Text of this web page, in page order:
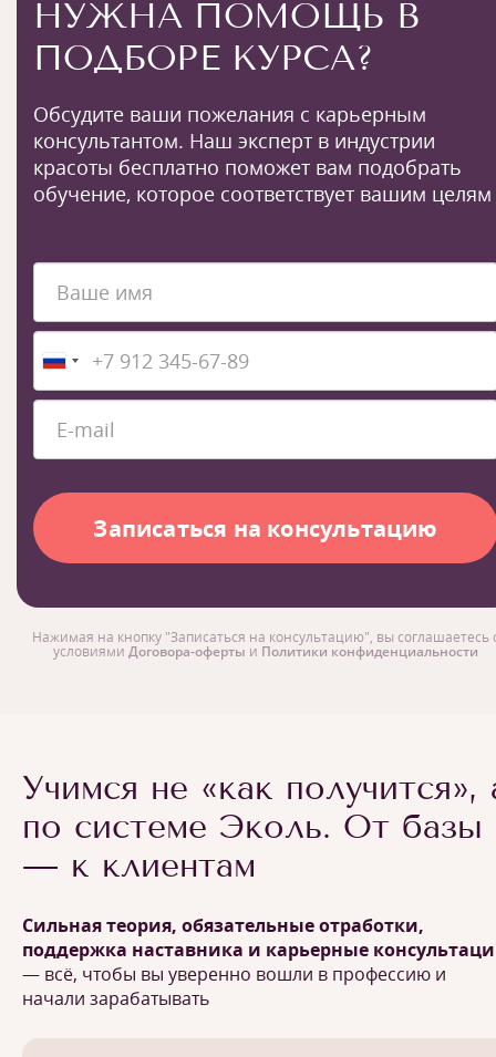
НУЖНА ПОМОЩЬ В
ПОДБОРЕ КУРСА?
Обсудите ваши пожелания с карьерным
консультантом. Наш эксперт в индустрии
красоты бесплатно поможет вам подобрать
обучение, которое соответствует вашим целям
Нажимая на кнопку "Записаться на консультацию", вы соглашаетесь
условиями Договора-оферты и Политики конфиденциальности
Учимся не «как получится»,
по системе Эколь. От базы
— к клиентам
Сильная теория, обязательные отработки,
поддержка наставника и карьерные
— всё, чтобы вы уверенно вошли в профессию и
начали зарабатывать